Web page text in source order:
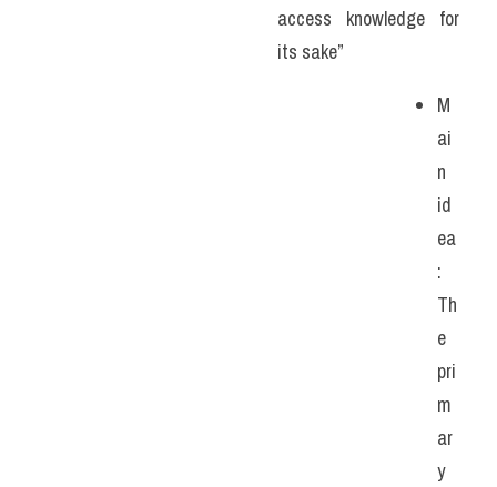
access knowledge for
its sake”
M
ai
n
id
ea
:
Th
e
pri
m
ar
y